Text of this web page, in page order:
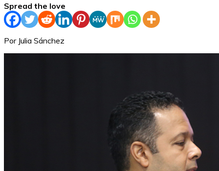
Spread the love
Por Julia Sánchez